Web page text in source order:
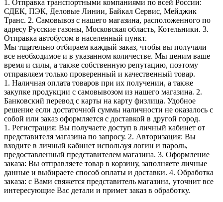
1. Отправка транспортными компаниями по всей России:
СДЕК, ПЭК, Деловые Линии, Байкал Сервис, Мейджик
Транс. 2. Самовывоз с нашего магазина, расположенного по
адресу Русские газоны, Московская область, Котельники. 3.
Отправка автобусом в населенный пункт.
Мы тщательно отбираем каждый заказ, чтобы вы получали
все необходимое и в указанном количестве. Мы ценим ваше
время и силы, а также собственную репутацию, поэтому
отправляем только проверенный и качественный товар.
1. Наличная оплата товаров при их получении, а также
закупке продукции с самовывозом из нашего магазина. 2.
Банковский перевод с карты на карту физлица. Удобное
решение если достаточной суммы наличности не оказалось с
собой или заказ оформляется с доставкой в другой город.
1. Регистрация: Вы получаете доступ в личный кабинет от
представителя магазина по запросу. 2. Авторизация: Вы
входите в личный кабинет используя логин и пароль,
предоставленный представителем магазина. 3. Оформление
заказа: Вы отправляете товар в корзину, заполняете личные
данные и выбираете способ оплаты и доставки. 4. Обработка
заказа: с Вами свяжется представитель магазина, уточнит все
интересующие Вас детали и примет заказ в обработку.